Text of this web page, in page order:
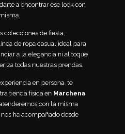
a encontrar ese look con
colecciones de fiesta,
de ropa casual ideal para
a la elegancia ni al toque
todas nuestras prendas.
en persona, te
tienda física en Marchena
atenderemos con la misma
ha acompañado desde